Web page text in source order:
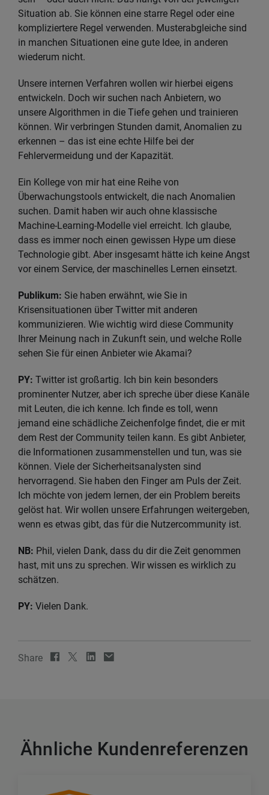
Situation ab. Sie können eine starre Regel oder eine
kompliziertere Regel verwenden. Musterabgleiche sind
in manchen Situationen eine gute Idee, in anderen
wiederum nicht.
Unsere internen Verfahren wollen wir hierbei eigens
entwickeln. Doch wir suchen nach Anbietern, wo
unsere Algorithmen in die Tiefe gehen und trainieren
können. Wir verbringen Stunden damit, Anomalien zu
erkennen – das ist eine echte Hilfe bei der
Fehlervermeidung und der Kapazität.
Ein Kollege von mir hat eine Reihe von
Überwachungstools entwickelt, die nach Anomalien
suchen. Damit haben wir auch ohne klassische
Machine-Learning-Modelle viel erreicht. Ich glaube,
dass es immer noch einen gewissen Hype um diese
Technologie gibt. Aber insgesamt hätte ich keine Angst
vor einem Service, der maschinelles Lernen einsetzt.
Publikum: Sie haben erwähnt, wie Sie in
Krisensituationen über Twitter mit anderen
kommunizieren. Wie wichtig wird diese Community
Ihrer Meinung nach in Zukunft sein, und welche Rolle
sehen Sie für einen Anbieter wie Akamai?
PY: Twitter ist großartig. Ich bin kein besonders
prominenter Nutzer, aber ich spreche über diese Kanäle
mit Leuten, die ich kenne. Ich finde es toll, wenn
jemand eine schädliche Zeichenfolge findet, die er mit
dem Rest der Community teilen kann. Es gibt Anbieter,
die Informationen zusammenstellen und tun, was sie
können. Viele der Sicherheitsanalysten sind
hervorragend. Sie haben den Finger am Puls der Zeit.
Ich möchte von jedem lernen, der ein Problem bereits
gelöst hat. Wir wollen unsere Erfahrungen weitergeben,
wenn es etwas gibt, das für die Nutzercommunity ist.
NB: Phil, vielen Dank, dass du dir die Zeit genommen
hast, mit uns zu sprechen. Wir wissen es wirklich zu
schätzen.
PY: Vielen Dank.
Share
Ähnliche Kundenreferenzen